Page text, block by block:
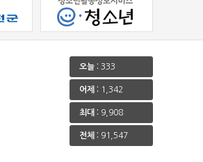
오늘 : 333
어제 : 1,342
최대 : 9,908
전체 : 91,547